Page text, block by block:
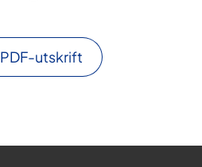
PDF-utskrift